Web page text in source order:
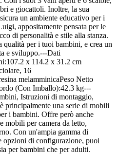
e giocattoli. Inoltre, la sua
un ambiente educativo per i
appositamente pensata per le
di personalità e stile alla stanza.
per i tuoi bambini, e crea un
e sviluppo.---Dati
x 114.2 x 31.2 cm
16
melamminicaPeso Netto
(Con Imballo):42.3 kg---
Istruzioni di montaggio,
una serie di mobili
i bambini. Offre però anche
mobili per camera da letto,
Con un'ampia gamma di
opzioni di configurazione, puoi
per bambini che per adulti.